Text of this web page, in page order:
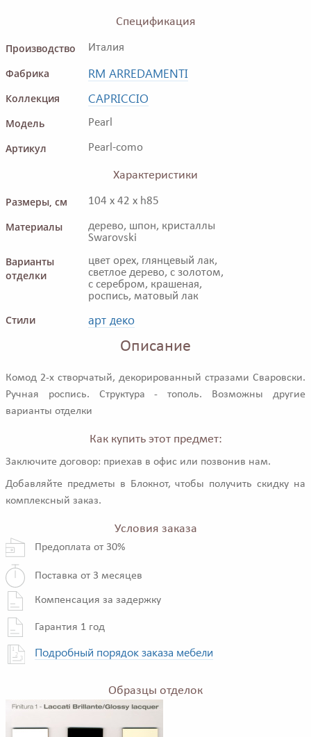
Спецификация
Производство
Италия
Фабрика RM ARREDAMENTI
Коллекция CAPRICCIO
Модель Pearl
Артикул Pearl-como
Характеристики
Размеры, см
104 x 42 x h85
Материалы
дерево, шпон, кристаллы
Swarovski
Варианты
отделки
цвет орех, глянцевый лак,
светлое дерево, с золотом,
с серебром, крашеная,
роспись, матовый лак
Стили арт деко
Описание
Комод 2-х створчатый, декорированный стразами Сваровски.
Ручная роспись. Структура - тополь. Возможны другие
варианты отделки
Как купить этот предмет:
Заключите договор: приехав в офис или позвонив нам.
Добавляйте предметы в Блокнот, чтобы получить скидку на
комплексный заказ.
Условия заказа
Предоплата от 30%
Поставка от 3 месяцев
Компенсация за задержку
Гарантия 1 год
Подробный порядок заказа мебели
Образцы отделок